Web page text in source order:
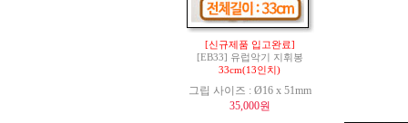
[신규제품 입고완료]
[EB33] 유럽악기 지휘봉
33cm(13인치)
그립 사이즈 : Ø16 x 51mm
35,000원